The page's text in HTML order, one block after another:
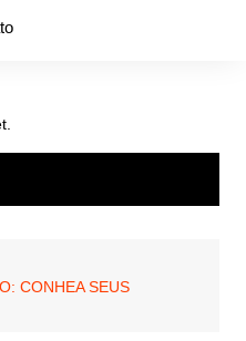
CONHEA SEUS